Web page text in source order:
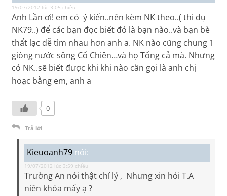
19/07/2012 lúc 3:05 chiều
Anh Lần ơi! em có ý kiến..nên kèm NK theo..( thi dụ
NK79..) để các bạn đọc biết đó là bạn nào..và bạn bè
thất lạc dễ tìm nhau hơn anh a. NK nào cũng chung 1
giòng nước sông Cổ Chiên…và họ Tống cả mà. Nhưng
có NK..sẽ biết được khi khi nào cần gọi là anh chị
hoạc bằng em, anh a
0
Trả lời
Kieuoanh79 nói:
19/07/2012 lúc 3:59 chiều
Trường An nói thật chí lý , Nhưng xin hỏi T.A
niên khóa mấy ạ ?